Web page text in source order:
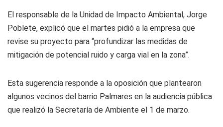
El responsable de la Unidad de Impacto Ambiental, Jorge
Poblete, explicó que el martes pidió a la empresa que
revise su proyecto para “profundizar las medidas de
mitigación de potencial ruido y carga vial en la zona”.
Esta sugerencia responde a la oposición que plantearon
algunos vecinos del barrio Palmares en la audiencia pública
que realizó la Secretaría de Ambiente el 1 de marzo.